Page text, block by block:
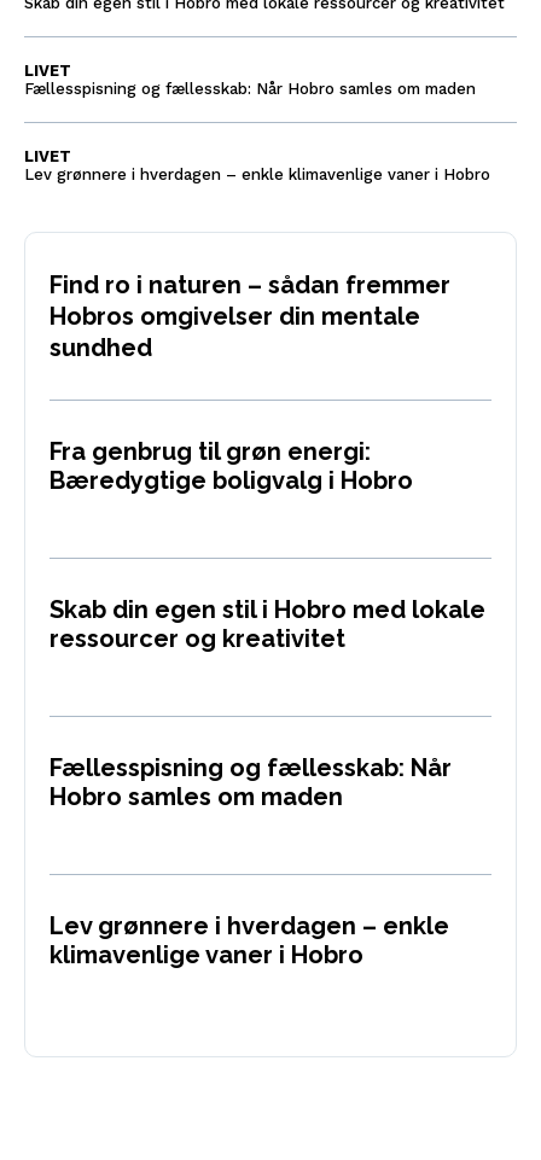
Fællesspisning og fællesskab: Når Hobro samles om maden
LIVET
Lev grønnere i hverdagen – enkle klimavenlige vaner i Hobro
LIVET
Find ro i naturen – sådan fremmer
Hobros omgivelser din mentale
sundhed
Fra genbrug til grøn energi:
Bæredygtige boligvalg i Hobro
Skab din egen stil i Hobro med lokale
ressourcer og kreativitet
Fællesspisning og fællesskab: Når
Hobro samles om maden
Lev grønnere i hverdagen – enkle
klimavenlige vaner i Hobro